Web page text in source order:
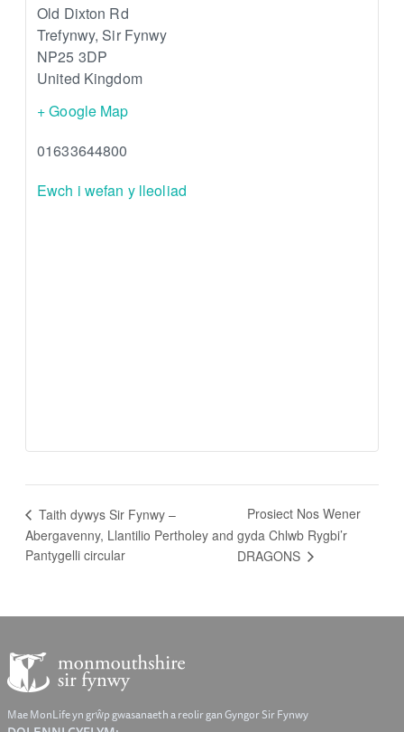
Old Dixton Rd
Trefynwy, Sir Fynwy
NP25 3DP
United Kingdom
+ Google Map
01633644800
Ewch i wefan y lleoliad
Taith dywys Sir Fynwy –
Abergavenny, Llantilio Pertholey and
Pantygelli circular
Prosiect Nos Wener
gyda Chlwb Rygbi’r
DRAGONS
Mae MonLife yn grŵp gwasanaeth a reolir gan Gyngor Sir Fynwy